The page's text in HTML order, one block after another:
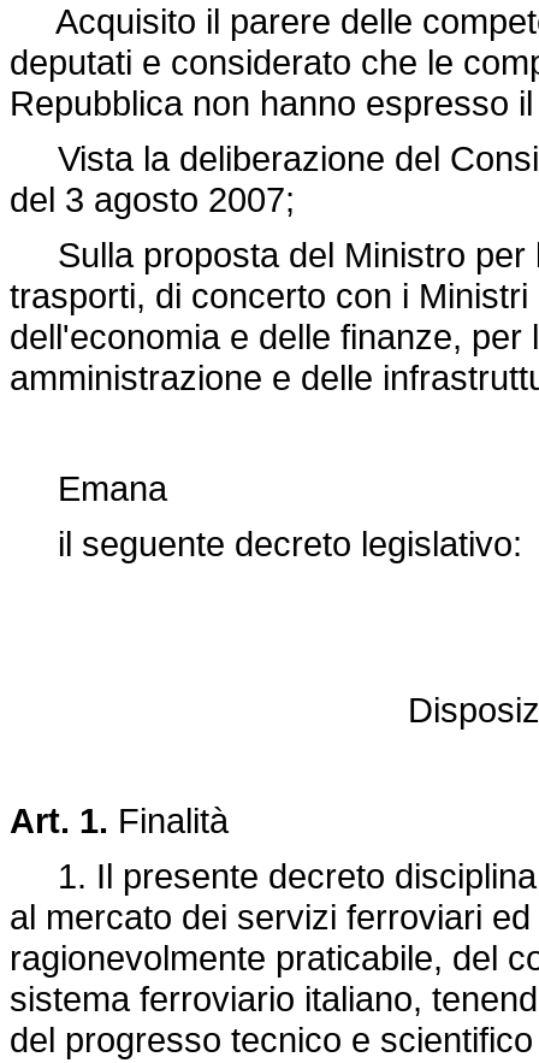
Acquisito il parere delle
deputati e considerato che le
Repubblica non hanno espresso
Vista la deliberazione del
del 3 agosto 2007;
Sulla proposta del Ministro per
trasporti, di concerto con i
dell'economia e delle finanze,
amministrazione e delle
Emana
il seguente decreto legislativo:
Art. 1. Finalità
1. Il presente decreto
al mercato dei servizi ferroviari
ragionevolmente praticabile, del
sistema ferroviario italiano,
del progresso tecnico e